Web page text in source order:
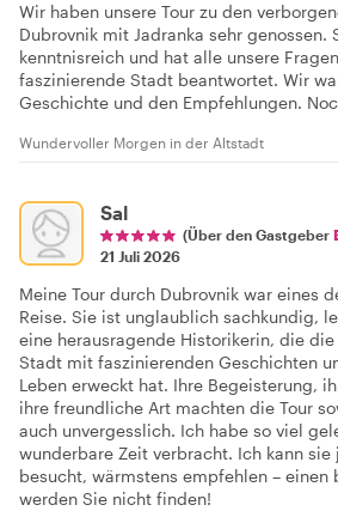
Wir haben unsere Tour zu den
Dubrovnik mit Jadranka sehr genossen.
kenntnisreich und hat alle unsere
faszinierende Stadt beantwortet. Wir
Geschichte und den Empfehlungen.
Wundervoller Morgen in der Altstadt
Sal
(Über den Gastgeber
21 Juli 2026
Meine Tour durch Dubrovnik war eines
Reise. Sie ist unglaublich sachkundig,
eine herausragende Historikerin, die
Stadt mit faszinierenden Geschichten
Leben erweckt hat. Ihre Begeisterung,
ihre freundliche Art machten die Tour
auch unvergesslich. Ich habe so viel
wunderbare Zeit verbracht. Ich kann
besucht, wärmstens empfehlen – einen
werden Sie nicht finden!